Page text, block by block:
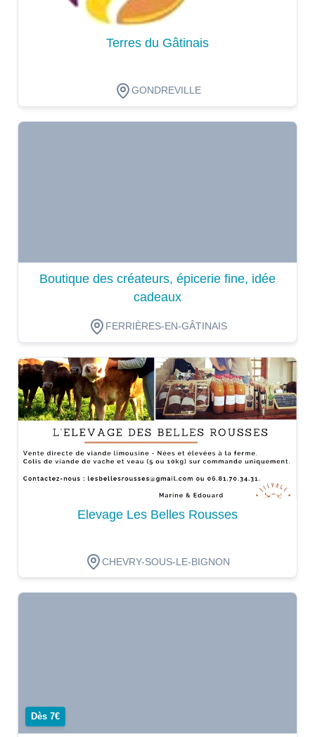
Terres du Gâtinais
GONDREVILLE
Boutique des créateurs, épicerie fine, idée
cadeaux
FERRIÈRES-EN-GÂTINAIS
Dégustation
Elevage Les Belles Rousses
CHEVRY-SOUS-LE-BIGNON
Dès 7€